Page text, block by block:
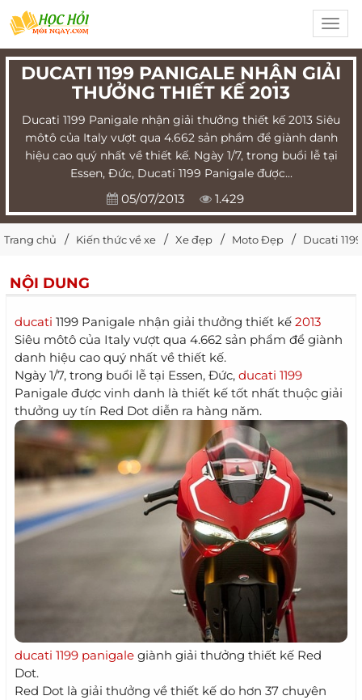
DUCATI 1199 PANIGALE NHẬN GIẢI
THƯỞNG THIẾT KẾ 2013
Ducati 1199 Panigale nhận giải thưởng thiết kế 2013 Siêu
môtô của Italy vượt qua 4.662 sản phẩm để giành danh
hiệu cao quý nhất về thiết kế. Ngày 1/7, trong buổi lễ tại
Essen, Đức, Ducati 1199 Panigale được...
05/07/2013 1.429
Trang chủ Kiến thức về xe Xe đẹp Moto Đẹp Ducati
NỘI DUNG
ducati 1199 Panigale nhận giải thưởng thiết kế 2013
Siêu môtô của Italy vượt qua 4.662 sản phẩm để giành
danh hiệu cao quý nhất về thiết kế.
Ngày 1/7, trong buổi lễ tại Essen, Đức, ducati 1199
Panigale được vinh danh là thiết kế tốt nhất thuộc giải
thưởng uy tín Red Dot diễn ra hàng năm.
ducati 1199 panigale giành giải thưởng thiết kế Red
Dot.
Red Dot là giải thưởng về thiết kế do hơn 37 chuyên